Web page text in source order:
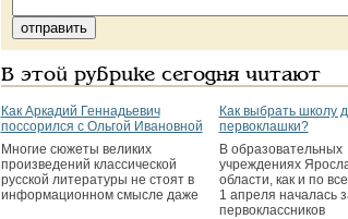
В этой рубрике сегодня читают
Как Аркадий Геннадьевич
поссорился с Ольгой Ивановной
Многие сюжеты великих
произведений классической
русской литературы не стоят в
информационном смысле даже
Как выбрать школу
первоклашки?
В образовательных
учреждениях
области, как и по
1 апреля началась
первоклассников